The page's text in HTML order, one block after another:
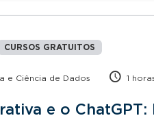
CURSOS GRATUITOS
e Ciência de Dados 1
e o